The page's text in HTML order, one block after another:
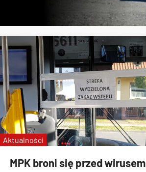
Nowy Dwór
tramwaj na Nowy Dwór
budowa torowiska
ul. Strzegomska
ul. Robotnicza
TAT
MPK broni się przed wirusem
Aktualności